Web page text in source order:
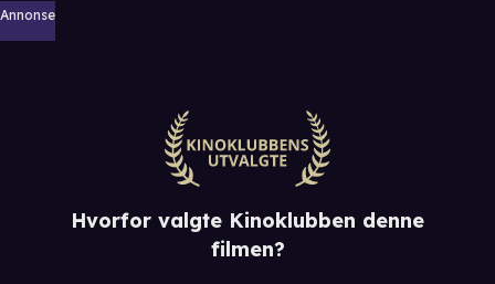
Annonse
Hvorfor valgte Kinoklubben denne
filmen?